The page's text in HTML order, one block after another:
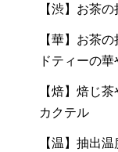
【渋】お茶
【華】お茶
ドティーの
【焙】焙じ
カクテル
【温】抽出